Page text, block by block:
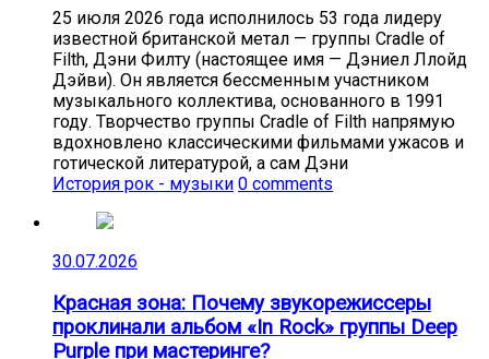
25 июля 2026 года исполнилось 53 года лидеру
известной британской метал — группы Cradle of
Filth, Дэни Филту (настоящее имя — Дэниел Ллойд
Дэйви). Он является бессменным участником
музыкального коллектива, основанного в 1991
году. Творчество группы Cradle of Filth напрямую
вдохновлено классическими фильмами ужасов и
готической литературой, а сам Дэни
История рок - музыки 0 comments
30.07.2026
Красная зона: Почему звукорежиссеры
проклинали альбом «In Rock» группы Deep
Purple при мастеринге?